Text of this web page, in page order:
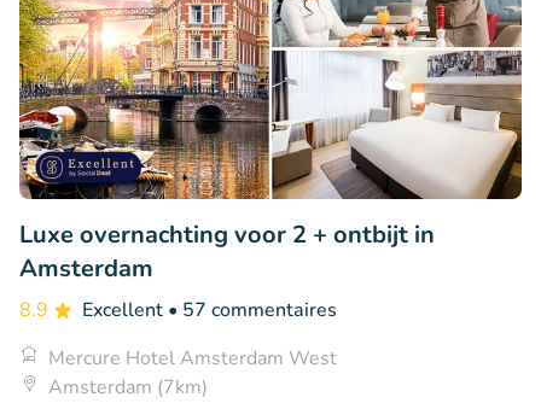
Luxe overnachting voor 2 + ontbijt in
Amsterdam
8.9 Excellent • 57 commentaires
Mercure Hotel Amsterdam West
Amsterdam (7km)